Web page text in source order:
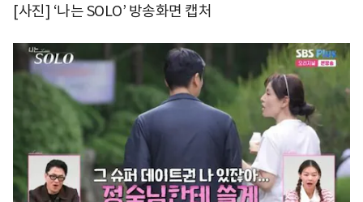
[사진] ‘나는 SOLO’ 방송화면 캡처